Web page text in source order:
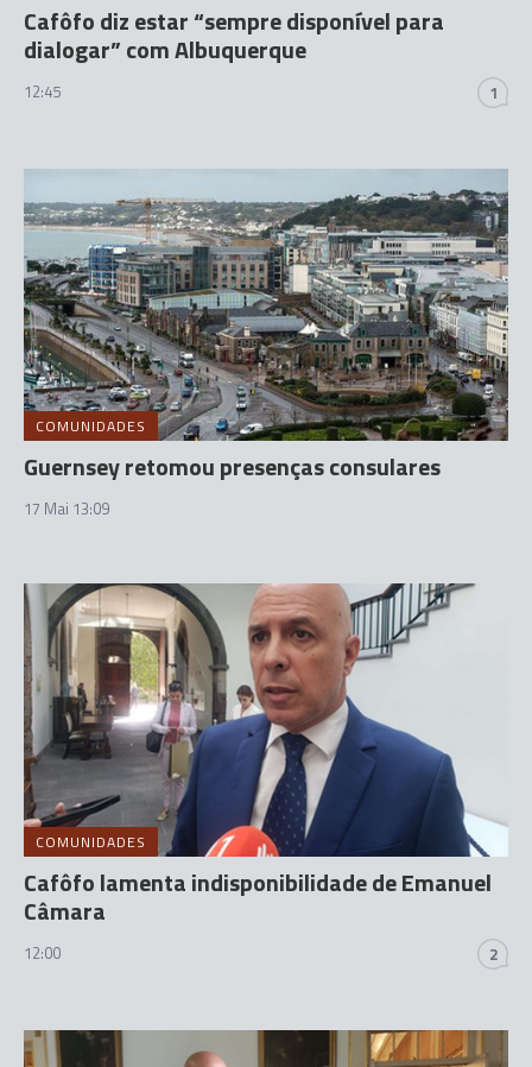
Cafôfo diz estar “sempre disponível para
dialogar” com Albuquerque
12:45 1
COMUNIDADES
Guernsey retomou presenças consulares
17 Mai 13:09
COMUNIDADES
Cafôfo lamenta indisponibilidade de Emanuel
Câmara
12:00 2